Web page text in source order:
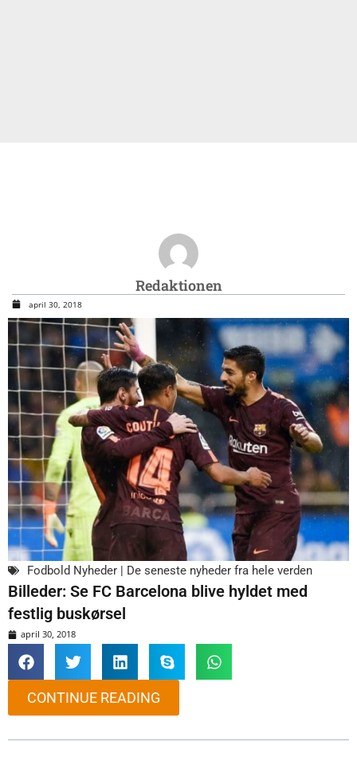
Redaktionen
april 30, 2018
Fodbold Nyheder | De seneste nyheder fra hele verden
Billeder: Se FC Barcelona blive hyldet med
festlig buskørsel
april 30, 2018
CONTINUE READING